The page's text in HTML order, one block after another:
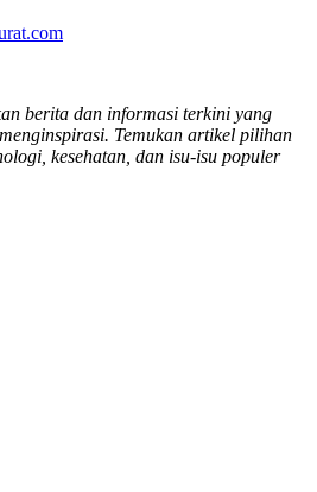
berita dan informasi terkini yang
Temukan artikel pilihan
kesehatan, dan isu-isu populer